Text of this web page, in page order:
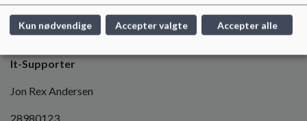
It-Supporter
Jon Rex Andersen
28980123
Kun nødvendige Accepter valgte Accepter alle